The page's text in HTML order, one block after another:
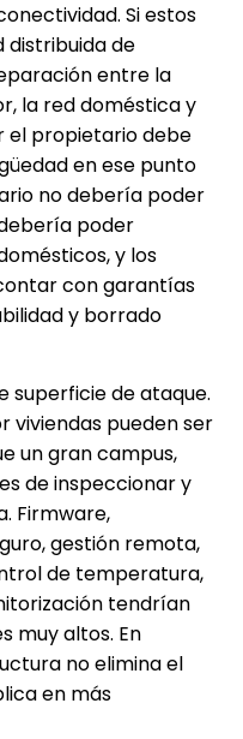
Si estos
distribuida de
entre la
la red doméstica y
el propietario debe
en ese punto
no debería poder
poder
y los
con garantías
y borrado
superficie de ataque.
viviendas pueden ser
un gran campus,
de inspeccionar y
Firmware,
gestión remota,
de temperatura,
tendrían
muy altos. En
no elimina el
en más